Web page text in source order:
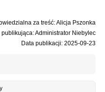
za treść: Alicja Pszonka
publikująca: Administrator Niebylec
Data publikacji: 2025-09-23